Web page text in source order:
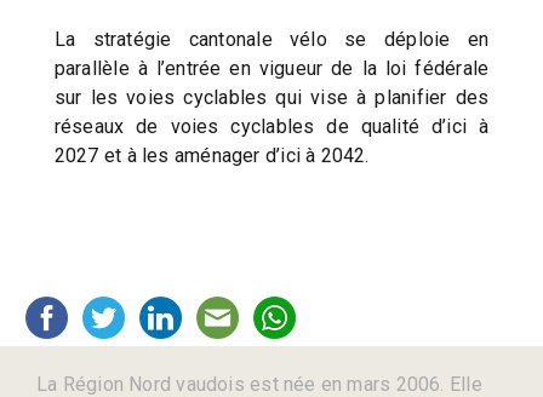
La stratégie cantonale vélo se déploie en
parallèle à l’entrée en vigueur de la loi fédérale
sur les voies cyclables qui vise à planifier des
réseaux de voies cyclables de qualité d’ici à
2027 et à les aménager d’ici à 2042.
La Région Nord vaudois est née en mars 2006. Elle